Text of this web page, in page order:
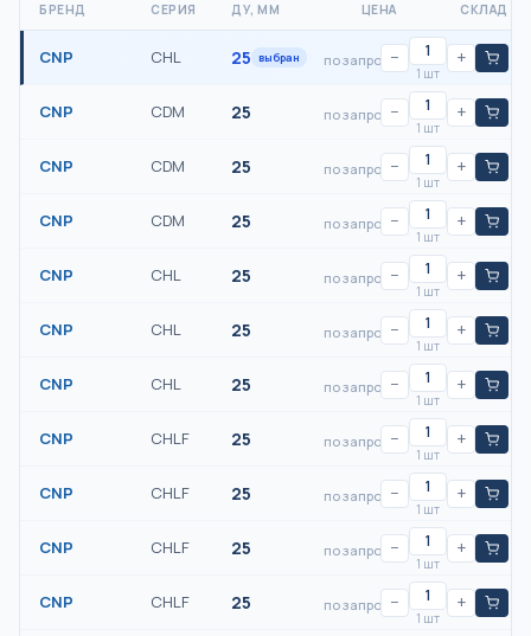
БРЕНД СЕРИЯ ДУ, ММ ЦЕНА СКЛАД
CNP CHL 25 выбран по запросу−
1 шт
+
CNP CDM 25 по запросу−
1 шт
+
CNP CDM 25 по запросу−
1 шт
+
CNP CDM 25 по запросу−
1 шт
+
CNP CHL 25 по запросу−
1 шт
+
CNP CHL 25 по запросу−
1 шт
+
CNP CHL 25 по запросу−
1 шт
+
CNP CHLF 25 по запросу−
1 шт
+
CNP CHLF 25 по запросу−
1 шт
+
CNP CHLF 25 по запросу−
1 шт
+
CNP CHLF 25 по запросу−
1 шт
+